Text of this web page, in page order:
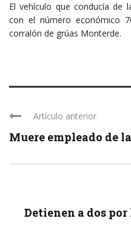
El vehículo que conducía de
con el número económico
corralón de grúas Monterde.
Artículo anterior
Muere empleado de la
Detienen a dos por